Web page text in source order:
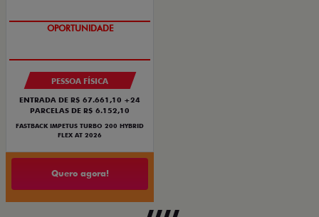
OPORTUNIDADE
PESSOA FÍSICA
ENTRADA DE R$ 67.661,10 +24
PARCELAS DE R$ 6.152,10
FASTBACK IMPETUS TURBO 200 HYBRID
FLEX AT 2026
Quero agora!